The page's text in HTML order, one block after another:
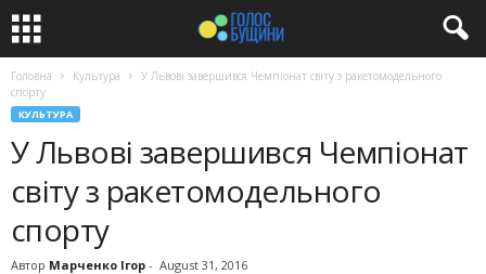
Головна Культура
У Львові завершився Чемпіонат світу з ракетомодельного
спорту
КУЛЬТУРА
У Львові завершився Чемпіонат
світу з ракетомодельного
спорту
Автор Марченко Ігор - August 31, 2016